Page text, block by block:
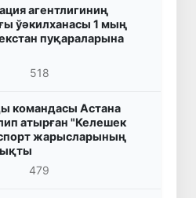
агентлигиниң
ўәкилханасы 1 мың
пуқараларына
518
командасы Астана
атырған "Келешек
жарысларының
479